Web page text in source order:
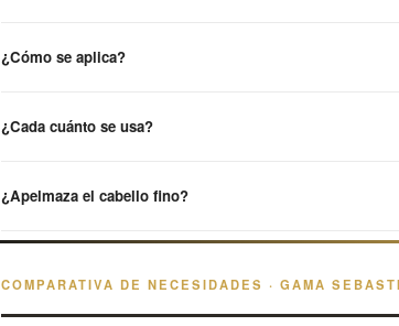
¿Cómo se aplica?
¿Cada cuánto se usa?
¿Apelmaza el cabello fino?
COMPARATIVA DE NECESIDADES · GAMA